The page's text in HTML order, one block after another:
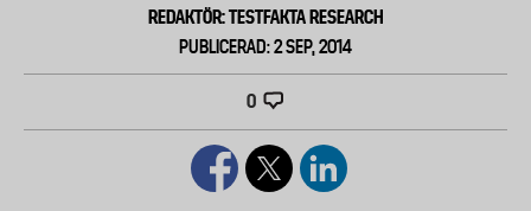
REDAKTÖR: TESTFAKTA RESEARCH
PUBLICERAD: 2 SEP, 2014
0